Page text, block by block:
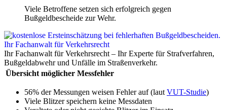
Viele Betroffene setzen sich erfolgreich gegen
Bußgeldbescheide zur Wehr.
Ihr Fachanwalt für Verkehrsrecht – Ihr Experte für Strafverfahren,
Bußgeldabwehr und Unfälle im Straßenverkehr.
Übersicht möglicher Messfehler
56% der Messungen weisen Fehler auf (laut VUT-Studie)
Viele Blitzer speichern keine Messdaten